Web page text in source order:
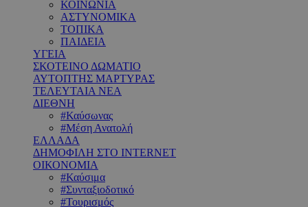
ΚΟΙΝΩΝΙΑ
ΑΣΤΥΝΟΜΙΚΑ
ΤΟΠΙΚΑ
ΠΑΙΔΕΙΑ
ΥΓΕΙΑ
ΣΚΟΤΕΙΝΟ ΔΩΜΑΤΙΟ
ΑΥΤΟΠΤΗΣ ΜΑΡΤΥΡΑΣ
ΤΕΛΕΥΤΑΙΑ ΝΕΑ
ΔΙΕΘΝΗ
#Καύσωνας
#Μέση Ανατολή
ΕΛΛΑΔΑ
ΔΗΜΟΦΙΛΗ ΣΤΟ INTERNET
ΟΙΚΟΝΟΜΙΑ
#Καύσιμα
#Συνταξιοδοτικό
#Τουρισμός